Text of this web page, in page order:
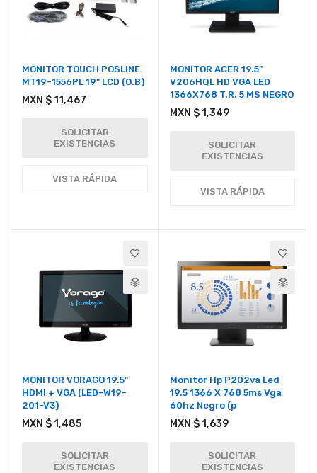
MONITOR TOUCH POSLINE
MT19-1556PL 19" LCD (O.B)
MXN $ 11,467
SOLICITAR
EXISTENCIAS
VISTA RÁPIDA
MONITOR ACER 19.5"
V206HQL HD VGA LED
1366X768 T.R. 5 MS NEGRO
MXN $ 1,349
SOLICITAR
EXISTENCIAS
VISTA RÁPIDA
MONITOR VORAGO 19.5"
HDMI + VGA (LED-W19-
201-V3)
MXN $ 1,485
SOLICITAR
EXISTENCIAS
Monitor Hp P202va Led
19.5 1366 X 768 5ms Vga
60hz Negro (p
MXN $ 1,639
SOLICITAR
EXISTENCIAS